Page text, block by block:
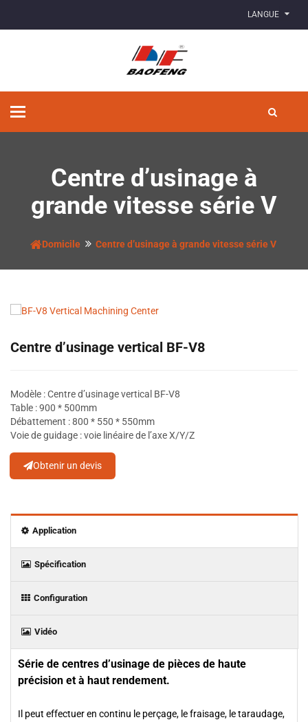
LANGUE
Basculer
Centre d’usinage à
grande vitesse série V
Domicile Centre d’usinage à grande vitesse série V
Centre d’usinage vertical BF-V8
Modèle : Centre d’usinage vertical BF-V8
Table : 900 * 500mm
Débattement : 800 * 550 * 550mm
Voie de guidage : voie linéaire de l’axe X/Y/Z
Obtenir un devis
Application
Spécification
Configuration
Vidéo
Série de centres d’usinage de pièces de haute
précision et à haut rendement.
Il peut effectuer en continu le perçage, le fraisage, le taraudage,